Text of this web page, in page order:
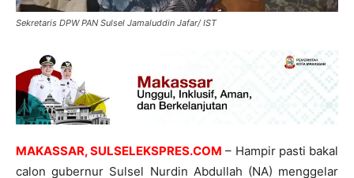
Sekretaris DPW PAN Sulsel Jamaluddin Jafar/ IST
MAKASSAR, SULSELEKSPRES.COM – Hampir pasti bakal
calon gubernur Sulsel Nurdin Abdullah (NA) menggelar